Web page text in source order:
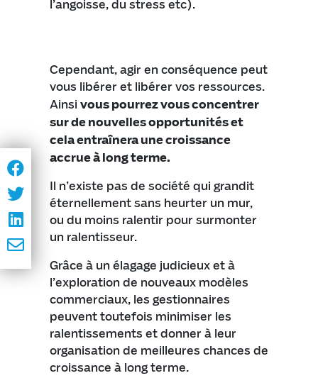
l’angoisse, du stress etc).
Cependant, agir en conséquence peut
vous libérer et libérer vos ressources.
Ainsi vous pourrez vous concentrer
sur de nouvelles opportunités et
cela entraînera une croissance
accrue à long terme.
Il n’existe pas de société qui grandit
éternellement sans heurter un mur,
ou du moins ralentir pour surmonter
un ralentisseur.
Grâce à un élagage judicieux et à
l’exploration de nouveaux modèles
commerciaux, les gestionnaires
peuvent toutefois minimiser les
ralentissements et donner à leur
organisation de meilleures chances de
croissance à long terme.